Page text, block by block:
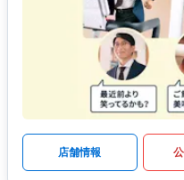
店舗情報